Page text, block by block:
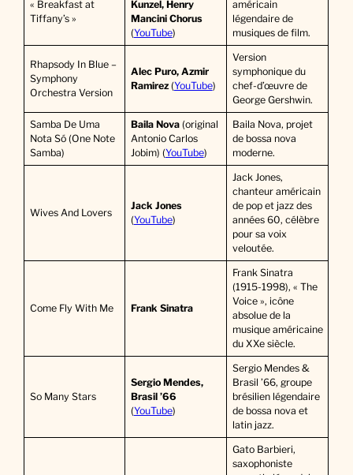
« Breakfast at
Tiffany’s »
Kunzel, Henry
Mancini Chorus
(YouTube)
américain
légendaire de
musiques de film.
Rhapsody In Blue –
Symphony
Orchestra Version
Alec Puro, Azmir
Ramirez(YouTube)
Version
symphonique du
chef-d’œuvre de
George Gershwin.
Samba De Uma
Nota Só (One Note
Samba)
Baila Nova(original
Antonio Carlos
Jobim) (YouTube)
Baila Nova, projet
de bossa nova
moderne.
Wives And Lovers
Jack Jones
(YouTube)
Jack Jones,
chanteur américain
de pop et jazz des
années 60, célèbre
pour sa voix
veloutée.
Come Fly With Me Frank Sinatra
Frank Sinatra
(1915-1998), « The
Voice », icône
absolue de la
musique américaine
du XXe siècle.
So Many Stars
Sergio Mendes,
Brasil ’66
(YouTube)
Sergio Mendes &
Brasil ’66, groupe
brésilien légendaire
de bossa nova et
latin jazz.
Gato Barbieri,
saxophoniste